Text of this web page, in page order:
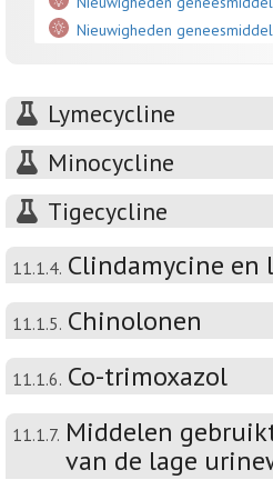
Nieuwigheden
Lymecycline
Minocycline
Tigecycline
11.1.4. Clindamycine en
11.1.5. Chinolonen
11.1.6. Co-trimoxazol
11.1.7. Middelen
van de lage